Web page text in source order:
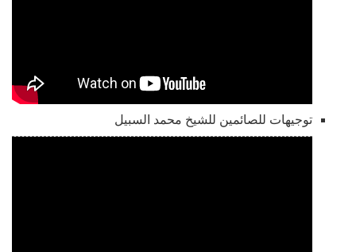
توجيهات للصائمين للشيخ محمد السبيل